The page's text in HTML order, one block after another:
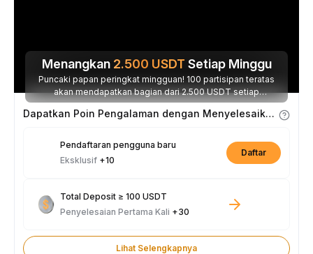
Menangkan 2.500 USDT Setiap Minggu
Puncaki papan peringkat mingguan! 100 partisipan teratas
akan mendapatkan bagian dari 2.500 USDT setiap
minggunya.
Dapatkan Poin Pengalaman dengan Menyelesaikan Tugas
Pendaftaran pengguna baru
Eksklusif +10
Daftar
Total Deposit ≥ 100 USDT
Penyelesaian Pertama Kali +30
Lihat Selengkapnya